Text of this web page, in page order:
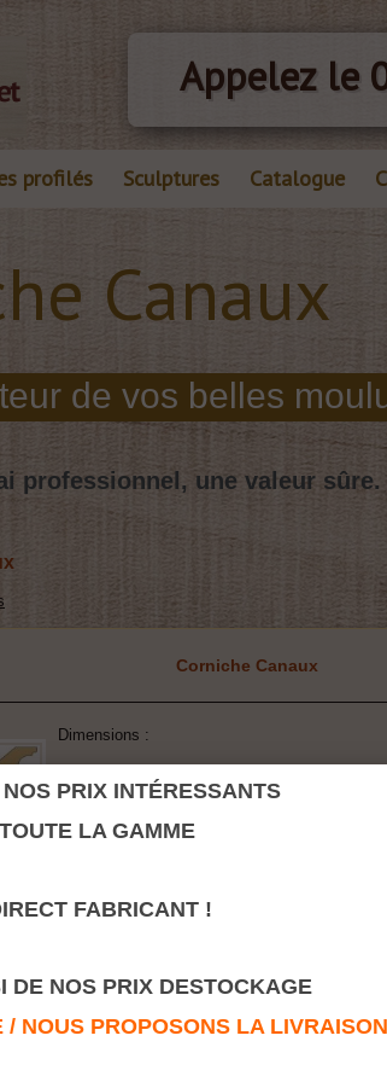
Appelez le
profilés Sculptures Catalogue
Canaux
professionnel, une valeur sûre.
Corniche Canaux
Dimensions :
Retour à la rubrique
PRIX INTÉRESSANTS
LA GAMME
FABRICANT !
DE NOS PRIX DESTOCKAGE
/ NOUS PROPOSONS LA